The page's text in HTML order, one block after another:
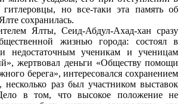
но все-таки эта память об
сохранилась.
Ялты, Сеид-Абдул-Ахад-хан сразу
жизнью города: состоял в
недостаточным ученикам и ученицам
жертвовал деньги «Обществу помощи
берега», интересовался сохранением
несколько раз был участником выставок
в том, что высокое положение не